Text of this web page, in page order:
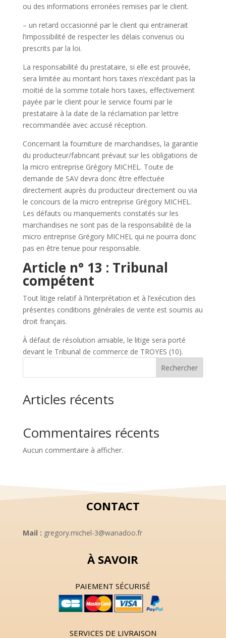
ou des informations erronées remises par le client.
– un retard occasionné par le client qui entrainerait
l’impossibilité de respecter les délais convenus ou
prescrits par la loi.
La responsabilité du prestataire, si elle est prouvée,
sera limitée au montant hors taxes n’excédant pas la
moitié de la somme totale hors taxes, effectivement
payée par le client pour le service fourni par le
prestataire à la date de la réclamation par lettre
recommandée avec accusé réception.
Concernant la fourniture de marchandises, la garantie
du producteur/fabricant prévaut sur les obligations de
la micro entreprise Grégory MICHEL. Toute de
demande de SAV devra donc être effectuée
directement auprès du producteur directement ou via
le concours de la micro entreprise Grégory MICHEL.
Les défauts ou manquements constatés sur les
marchandises ne sont pas de la responsabilité de la
micro entreprise Grégory MICHEL qui ne pourra donc
pas en être tenue pour responsable.
Article n° 13 : Tribunal
compétent
Tout litige relatif à l’interprétation et à l’exécution des
présentes conditions générales de vente est soumis au
droit français.
À défaut de résolution amiable, le litige sera porté
devant le Tribunal de commerce de TROYES (10).
Rechercher
Articles récents
Commentaires récents
Aucun commentaire à afficher.
CONTACT
Mail : gregory.michel-3@wanadoo.fr
À SAVOIR
PAIEMENT SÉCURISÉ
SERVICES DE LIVRAISON